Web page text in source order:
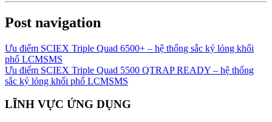
Post navigation
Ưu điểm SCIEX Triple Quad 6500+ – hệ thống sắc ký lỏng khối
phổ LCMSMS
Ưu điểm SCIEX Triple Quad 5500 QTRAP READY – hệ thống
sắc ký lỏng khối phổ LCMSMS
LĨNH VỰC ỨNG DỤNG